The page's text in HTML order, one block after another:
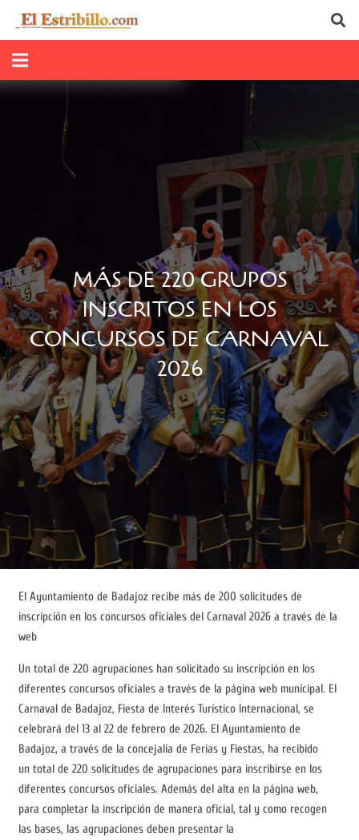
MÁS DE 220 GRUPOS
INSCRITOS EN LOS
CONCURSOS DE CARNAVAL
2026
El Ayuntamiento de Badajoz recibe más de 200 solicitudes de
inscripción en los concursos oficiales del Carnaval 2026 a través de la
web
Un total de 220 agrupaciones han solicitado su inscripción en los
diferentes concursos oficiales a través de la página web municipal. El
Carnaval de Badajoz, Fiesta de Interés Turístico Internacional, se
celebrará del 13 al 22 de febrero de 2026. El Ayuntamiento de
Badajoz, a través de la concejalía de Ferias y Fiestas, ha recibido
un total de 220 solicitudes de agrupaciones para inscribirse en los
diferentes concursos oficiales. Además del alta en la página web,
para completar la inscripción de manera oficial, tal y como recogen
las bases, las agrupaciones deben presentar la